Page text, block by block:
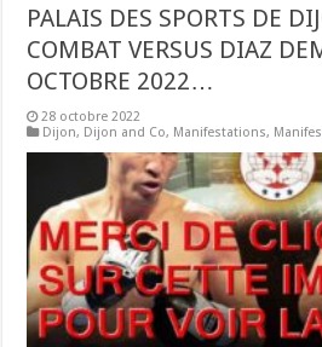
PALAIS DES SPORTS DE
COMBAT VERSUS DIAZ
OCTOBRE 2022…
28 octobre 2022
Dijon, Dijon and Co, Manifestations,